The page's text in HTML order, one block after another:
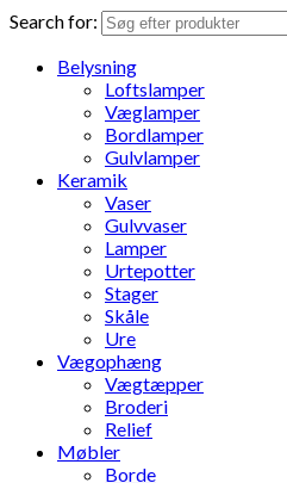
Search for:
Belysning
Loftslamper
Væglamper
Bordlamper
Gulvlamper
Keramik
Vaser
Gulvvaser
Lamper
Urtepotter
Stager
Skåle
Ure
Vægophæng
Vægtæpper
Broderi
Relief
Møbler
Borde